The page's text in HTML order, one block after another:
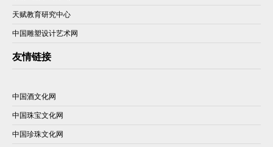
天赋教育研究中心
中国雕塑设计艺术网
友情链接
中国酒文化网
中国珠宝文化网
中国珍珠文化网